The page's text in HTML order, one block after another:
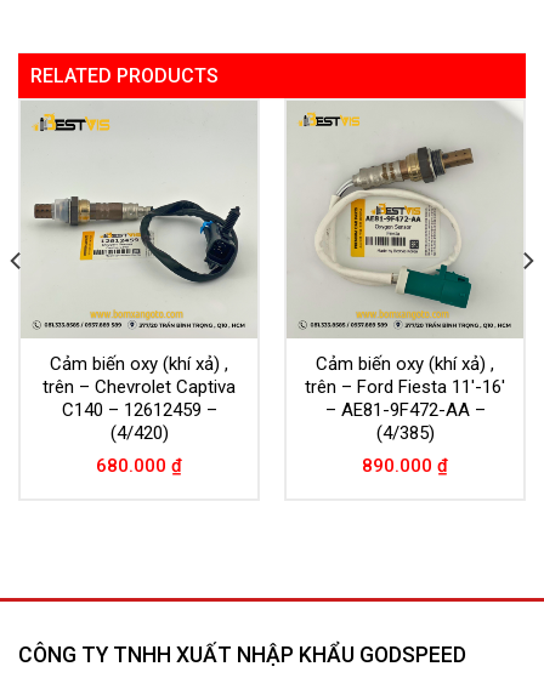
RELATED PRODUCTS
Cảm biến oxy (khí xả) ,
trên – Chevrolet Captiva
C140 – 12612459 –
(4/420)
680.000 ₫
Cảm biến oxy (khí xả) ,
trên – Ford Fiesta 11′-16′
– AE81-9F472-AA –
(4/385)
890.000 ₫
CÔNG TY TNHH XUẤT NHẬP KHẨU GODSPEED